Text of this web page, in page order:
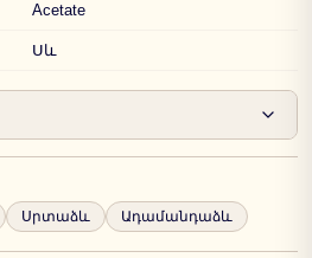
Acetate
Սև
Սրտաձև Ադամանդաձև